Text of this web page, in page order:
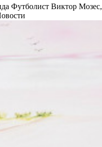
Футболист Виктор